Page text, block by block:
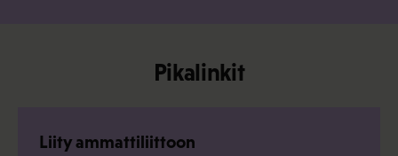
Pikalinkit
Liity ammattiliittoon